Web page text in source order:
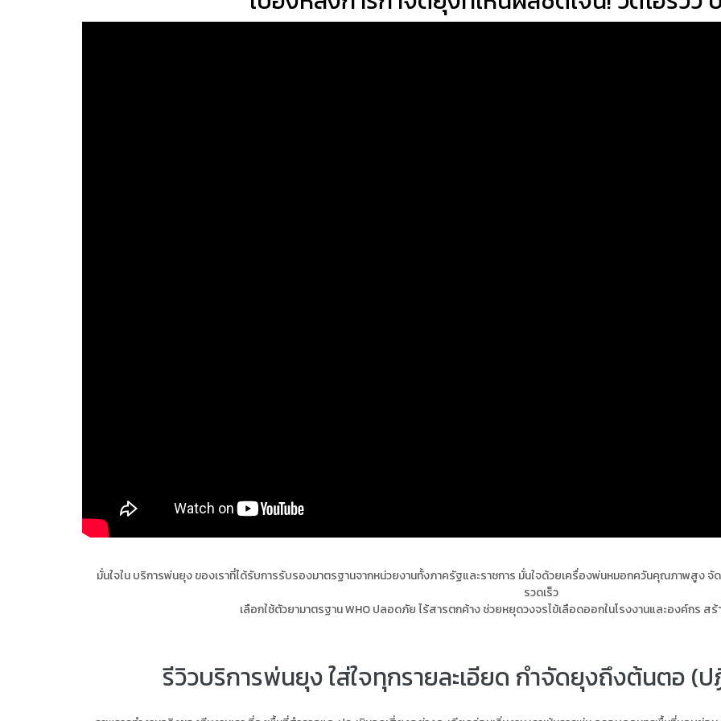
มั่นใจใน บริการพ่นยุง ของเราที่ได้รับการรับรองมาตรฐานจากหน่วยงานทั้งภาครัฐและราชการ มั่นใจด้วยเครื่องพ่นหมอกควันคุณภาพสูง จั
รวดเร็ว
เลือกใช้ตัวยามาตรฐาน WHO ปลอดภัย ไร้สารตกค้าง ช่วยหยุดวงจรไข้เลือดออกในโรงงานและองค์กร
รีวิวบริการพ่นยุง ใส่ใจทุกรายละเอียด กำจัดยุงถึงต้นตอ